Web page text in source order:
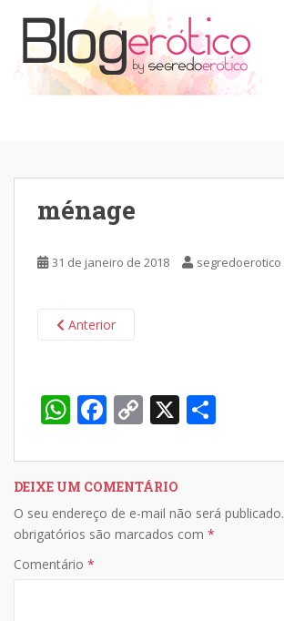
ménage
31 de janeiro de 2018 segredoerotico
Anterior
W
at
s
A
p
F
e
b
o
C
p
y
Li
X
ar
DEIXE UM COMENTÁRIO
O seu endereço de e-mail não será publicado.
obrigatórios são marcados com *
Comentário *